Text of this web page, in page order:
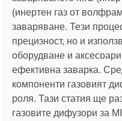
(инертен газ от
заваряване. Тези
прецизност, но и
оборудване и
ефективна заварка.
компоненти газовият
роля. Тази статия ще
газовите дифузори за